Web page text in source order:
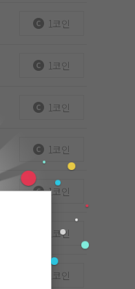
1코인
1코인
1코인
1코인
1코인
1코인
1코인